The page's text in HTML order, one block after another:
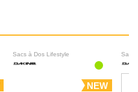
Sacs à Dos Lifestyle
NEW
Sacs